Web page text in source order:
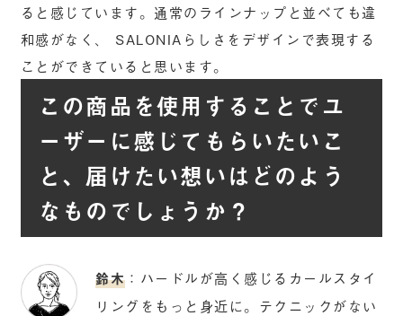
ると感じています。通常のラインナップと並べても違
和感がなく、 SALONIAらしさをデザインで表現する
ことができていると思います。
この商品を使用することでユ
ーザーに感じてもらいたいこ
と、届けたい想いはどのよう
なものでしょうか？
鈴木 ：ハードルが高く感じるカールスタイ
リングをもっと身近に。テクニックがない